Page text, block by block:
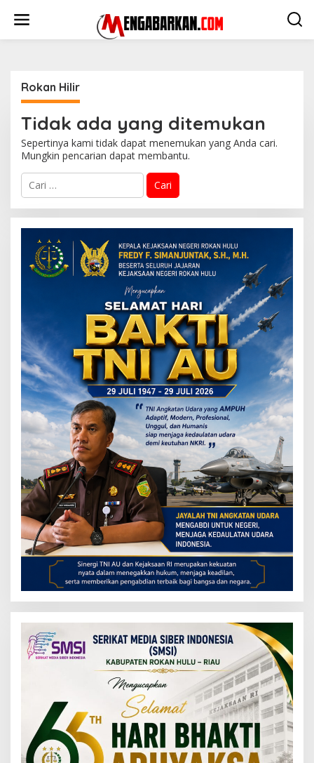
Rokan Hilir
Tidak ada yang ditemukan
Sepertinya kami tidak dapat menemukan yang Anda cari.
Mungkin pencarian dapat membantu.
Cari
untuk: